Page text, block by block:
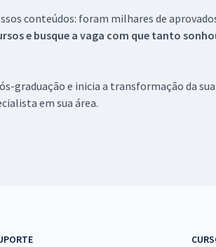
conteúdos: foram milhares de
e busque a vaga com que tanto
graduação e inicia a transformação da
em sua área.